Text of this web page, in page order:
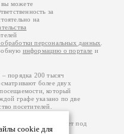
cookie для
вы можете
за
на
персональных данных
информацию о портале и
порядка 200 тысяч
более двух
который
графе указано по две
посетителей.
Портал работает под